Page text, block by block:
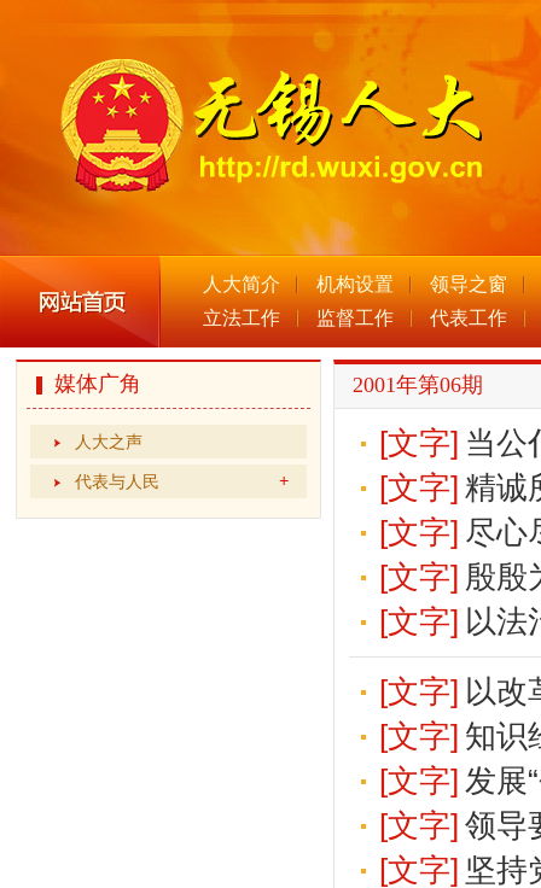
人大简介 机构设置
领导之窗
立法工作
监督工作 代表工作
媒体广角
人大之声
代表与人民
2001年第06期
[文字] 当公
[文字] 精诚
[文字] 尽心
[文字] 殷殷
[文字] 以法
[文字] 以改
[文字] 知识
[文字] 发展
[文字] 领导
[文字] 坚持